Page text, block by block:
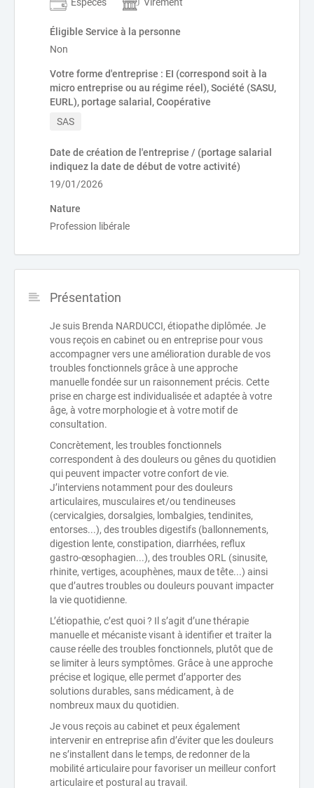
Éligible Service à la personne
Non
Votre forme d'entreprise : EI (correspond soit à la
micro entreprise ou au régime réel), Société (SASU,
EURL), portage salarial, Coopérative
SAS
Date de création de l'entreprise / (portage salarial
indiquez la date de début de votre activité)
19/01/2026
Nature
Profession libérale
Présentation
Je suis Brenda NARDUCCI, étiopathe diplômée. Je
vous reçois en cabinet ou en entreprise pour vous
accompagner vers une amélioration durable de vos
troubles fonctionnels grâce à une approche
manuelle fondée sur un raisonnement précis. Cette
prise en charge est individualisée et adaptée à votre
âge, à votre morphologie et à votre motif de
consultation.
Concrètement, les troubles fonctionnels
correspondent à des douleurs ou gênes du quotidien
qui peuvent impacter votre confort de vie.
J’interviens notamment pour des douleurs
articulaires, musculaires et/ou tendineuses
(cervicalgies, dorsalgies, lombalgies, tendinites,
entorses...), des troubles digestifs (ballonnements,
digestion lente, constipation, diarrhées, reflux
gastro-œsophagien...), des troubles ORL (sinusite,
rhinite, vertiges, acouphènes, maux de tête...) ainsi
que d’autres troubles ou douleurs pouvant impacter
la vie quotidienne.
L’étiopathie, c’est quoi ? Il s’agit d’une thérapie
manuelle et mécaniste visant à identifier et traiter la
cause réelle des troubles fonctionnels, plutôt que de
se limiter à leurs symptômes. Grâce à une approche
précise et logique, elle permet d’apporter des
solutions durables, sans médicament, à de
nombreux maux du quotidien.
Je vous reçois au cabinet et peux également
intervenir en entreprise afin d’éviter que les douleurs
ne s’installent dans le temps, de redonner de la
mobilité articulaire pour favoriser un meilleur confort
articulaire et postural au travail.